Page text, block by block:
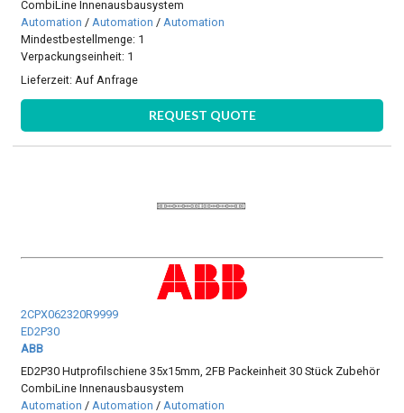
CombiLine Innenausbausystem
Automation /Automation /Automation
Mindestbestellmenge: 1
Verpackungseinheit: 1
Lieferzeit: Auf Anfrage
REQUEST QUOTE
2CPX062320R9999
ED2P30
ABB
ED2P30 Hutprofilschiene 35x15mm, 2FB Packeinheit 30 Stück Zubehör
CombiLine Innenausbausystem
Automation / Automation / Automation